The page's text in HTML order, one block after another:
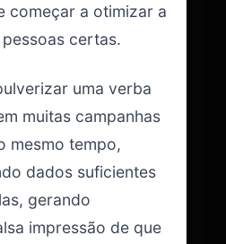
começar a otimizar a
certas.
uma verba
muitas campanhas
mesmo tempo,
dados suficientes
gerando
impressão de que